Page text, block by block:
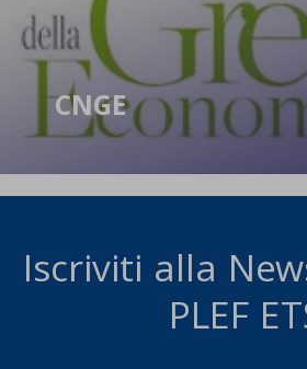
CNGE
Iscriviti alla
PLEF